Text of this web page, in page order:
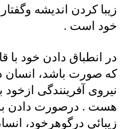
زیبا کردن اندیشه
خود است .
در انطباق دادن خود با
که صورت باشد،
نیروی آفرینندگی
هست . درصورت دادن
زیبائی درگوهرخود،